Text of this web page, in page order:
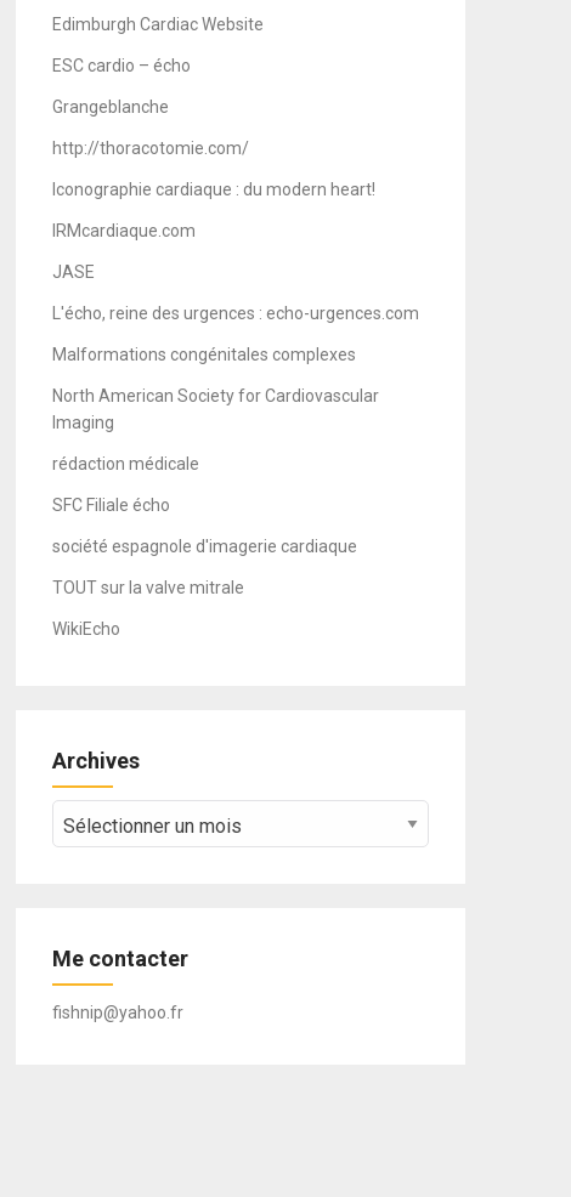
Edimburgh Cardiac Website
ESC cardio – écho
Grangeblanche
http://thoracotomie.com/
Iconographie cardiaque : du modern heart!
IRMcardiaque.com
JASE
L'écho, reine des urgences : echo-urgences.com
Malformations congénitales complexes
North American Society for Cardiovascular
Imaging
rédaction médicale
SFC Filiale écho
société espagnole d'imagerie cardiaque
TOUT sur la valve mitrale
WikiEcho
Archives
Me contacter
fishnip@yahoo.fr